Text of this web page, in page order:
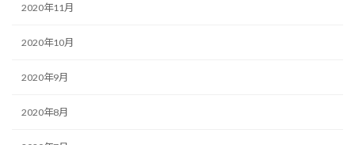
2020年11月
2020年10月
2020年9月
2020年8月